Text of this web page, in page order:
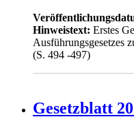
Hinweistext: Erstes
Ausführungsgesetzes
(S. 494 -497)
Gesetzblatt